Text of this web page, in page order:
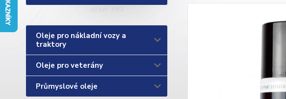
Oleje pro nákladní vozy a
traktory
Oleje pro veterány
Průmyslové oleje